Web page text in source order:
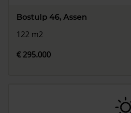
Bostulp 46, Assen
122 m2
€ 295.000